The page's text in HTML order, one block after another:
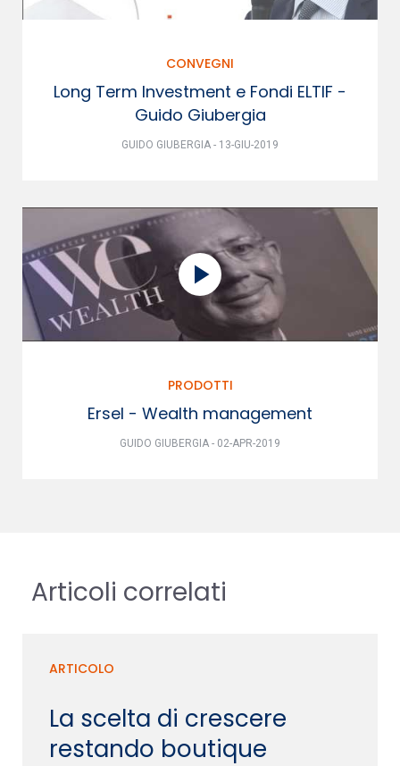
CONVEGNI
Long Term Investment e Fondi ELTIF -
Guido Giubergia
GUIDO GIUBERGIA - 13-GIU-2019
PRODOTTI
Ersel - Wealth management
GUIDO GIUBERGIA - 02-APR-2019
Articoli correlati
ARTICOLO
La scelta di crescere
restando boutique